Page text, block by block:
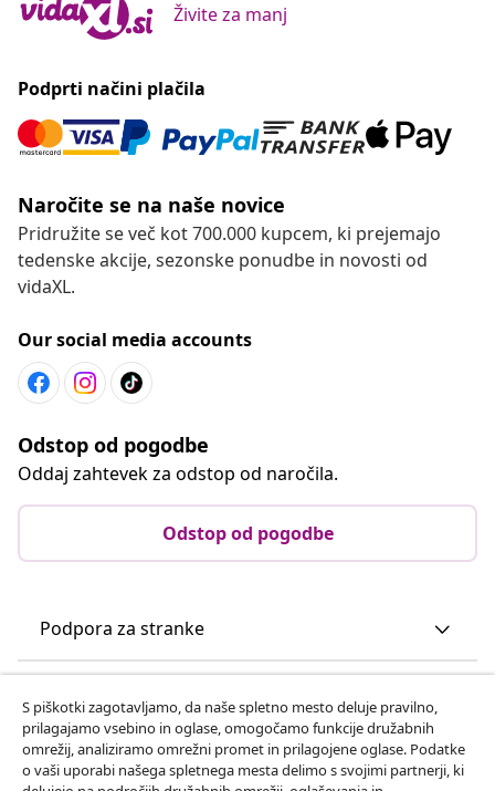
Živite za manj
Podprti načini plačila
Naročite se na naše novice
Pridružite se več kot 700.000 kupcem, ki prejemajo
tedenske akcije, sezonske ponudbe in novosti od
vidaXL.
Our social media accounts
Odstop od pogodbe
Oddaj zahtevek za odstop od naročila.
Odstop od pogodbe
Podpora za stranke
vidaXL
S piškotki zagotavljamo, da naše spletno mesto deluje pravilno,
prilagajamo vsebino in oglase, omogočamo funkcije družabnih
omrežij, analiziramo omrežni promet in prilagojene oglase. Podatke
o vaši uporabi našega spletnega mesta delimo s svojimi partnerji, ki